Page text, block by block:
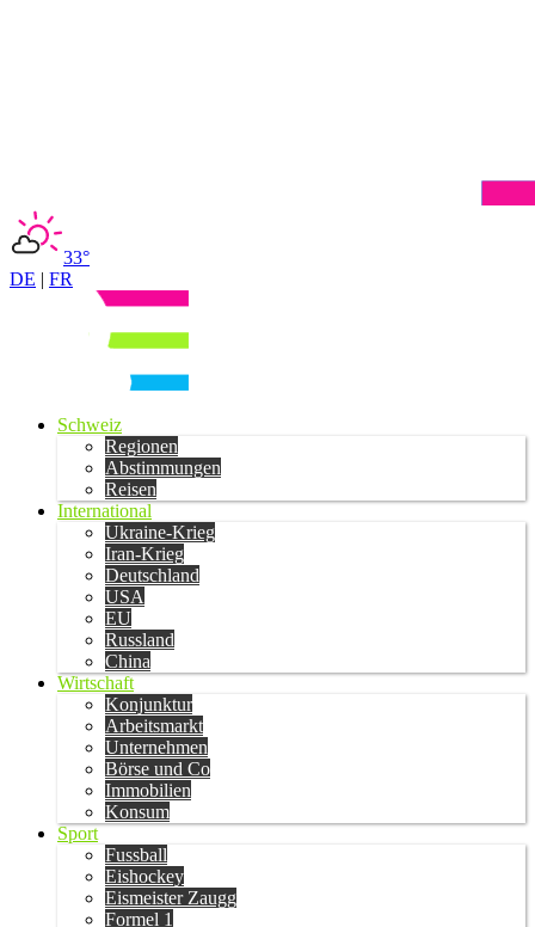
33°
DE | FR
Schweiz
Regionen
Abstimmungen
Reisen
International
Ukraine-Krieg
Iran-Krieg
Deutschland
USA
EU
Russland
China
Wirtschaft
Konjunktur
Arbeitsmarkt
Unternehmen
Börse und Co
Immobilien
Konsum
Sport
Fussball
Eishockey
Eismeister Zaugg
Formel 1